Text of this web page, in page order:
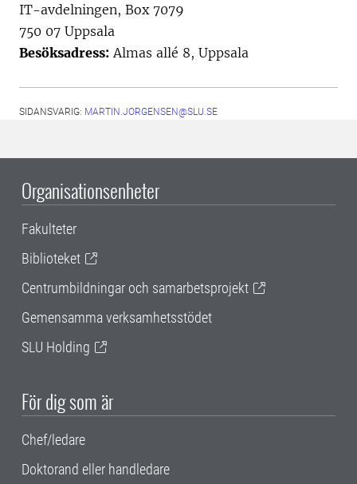
IT-avdelningen, Box 7079
750 07 Uppsala
Besöksadress: Almas allé 8, Uppsala
SIDANSVARIG: MARTIN.JORGENSEN@SLU.SE
Organisationsenheter
Fakulteter
Biblioteket
Centrumbildningar och samarbetsprojekt
Gemensamma verksamhetsstödet
SLU Holding
För dig som är
Chef/ledare
Doktorand eller handledare